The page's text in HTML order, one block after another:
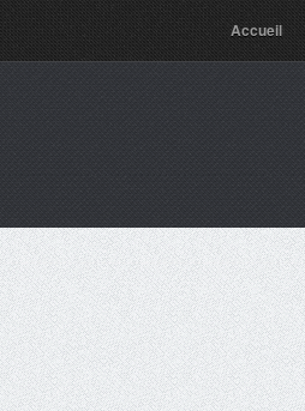
Accueil